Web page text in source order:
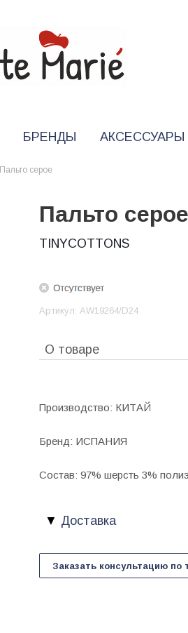
БРЕНДЫ АКСЕССУАРЫ
Пальто серое
Пальто серое
TINYCOTTONS
Артикул: AW19264/D24
О товаре
Производство: КИТАЙ
Бренд: ИСПАНИЯ
Состав: 97% шерсть 3%
Доставка
Заказать консультацию по